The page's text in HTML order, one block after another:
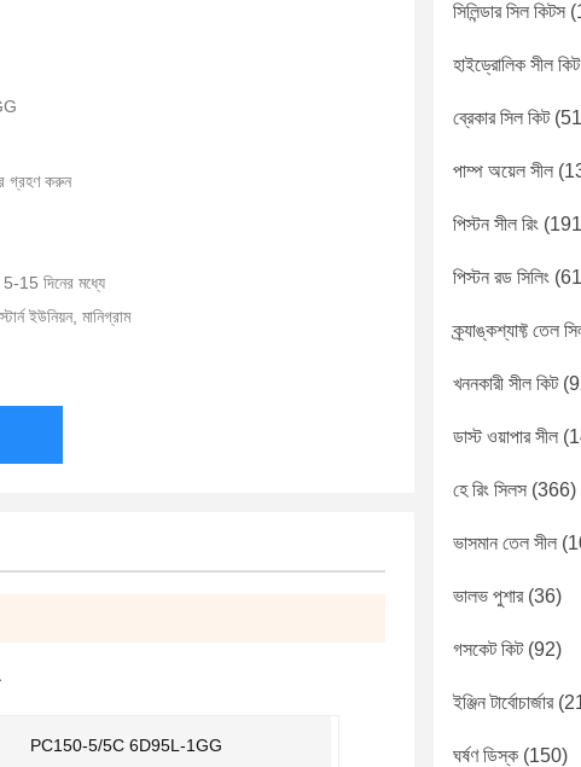
গ্রহণ করুন
5-15 দিনের মধ্যে
ইউনিয়ন, মানিগ্রাম
PC150-5/5C 6D95L-1GG
সিলিন্ডার সিল কিটস
হাইড্রোলিক সীল কিট
ব্রেকার সিল কিট
পাম্প অয়েল সীল
পিস্টন সীল রিং
পিস্টন রড সিলিং
ক্র্যাঙ্কশ্যাফ্ট তেল
খননকারী সীল কিট
ডাস্ট ওয়াপার সীল
হে রিং সিলস (366)
ভাসমান তেল সীল
ভালভ পুশার(36)
গসকেট কিট(92)
ইঞ্জিন টার্বোচার্জার
ঘর্ষণ ডিস্ক (150)